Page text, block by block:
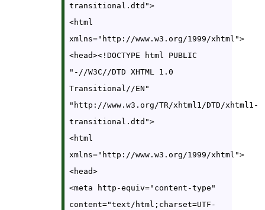
transitional.dtd">
<html
xmlns="http://www.w3.org/1999/xhtml">
<head><!DOCTYPE html PUBLIC
"-//W3C//DTD XHTML 1.0
Transitional//EN"
"http://www.w3.org/TR/xhtml1/DTD/xhtml1-
transitional.dtd">
<html
xmlns="http://www.w3.org/1999/xhtml">
<head>
<meta http-equiv="content-type"
content="text/html;charset=UTF-